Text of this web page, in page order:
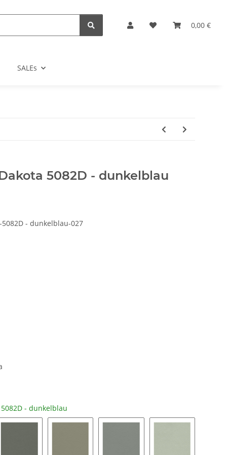
0,00 €
SALEs
5082D - dunkelblau
5082D - dunkelblau-027
5082D - dunkelblau